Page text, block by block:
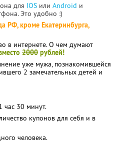
для IOS или Android и
Это удобно :)
РФ, кроме Екатеринбурга,
в интернете. О чем думают
2000 рублей!
уже мужа, познакомившейся
2 замечательных детей и
час 30 минут.
купонов для себя и в
человека.